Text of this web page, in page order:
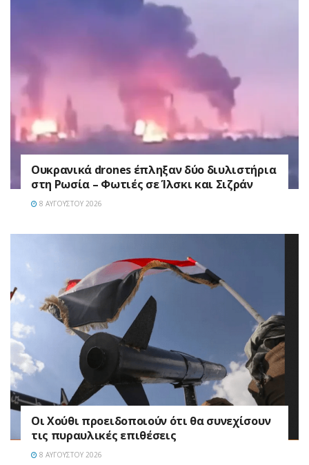
Ουκρανικά drones έπληξαν δύο διυλιστήρια
στη Ρωσία – Φωτιές σε Ίλσκι και Σιζράν
8 ΑΥΓΟΎΣΤΟΥ 2026
Οι Χούθι προειδοποιούν ότι θα συνεχίσουν
τις πυραυλικές επιθέσεις
8 ΑΥΓΟΎΣΤΟΥ 2026